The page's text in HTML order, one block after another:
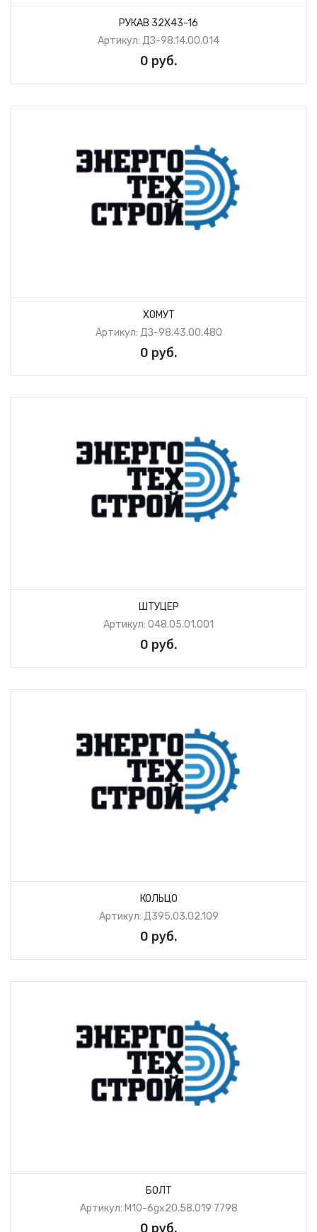
РУКАВ 32Х43-16
Артикул: ДЗ-98.14.00.014
0 руб.
ХОМУТ
Артикул: ДЗ-98.43.00.480
0 руб.
ШТУЦЕР
Артикул: 048.05.01.001
0 руб.
КОЛЬЦО
Артикул: Д395.03.02.109
0 руб.
БОЛТ
Артикул: М10-6gх20.58.019 7798
0 руб.